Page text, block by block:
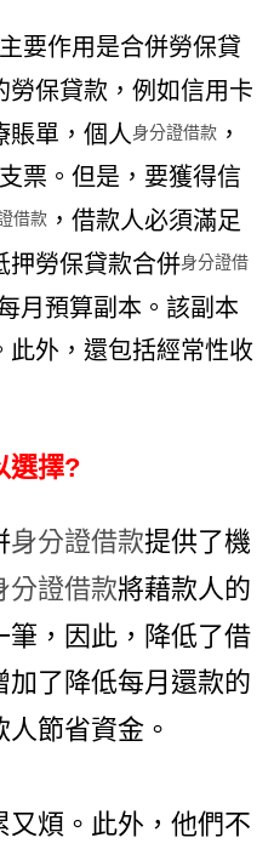
要作用是合併勞保貸
勞保貸款，例如信用卡
賬單，個人身分證借款 ，
票。但是，要獲得信
借款 ，借款人必須滿足
押勞保貸款合併身分證借
月預算副本。該副本
此外，還包括經常性收
選擇?
身分證借款提供了機
分證借款將藉款人的
筆，因此，降低了借
了降低每月還款的
節省資金。
又煩。此外，他們不